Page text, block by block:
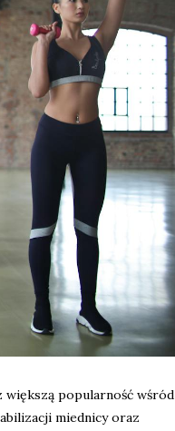
popularność wśród
miednicy oraz